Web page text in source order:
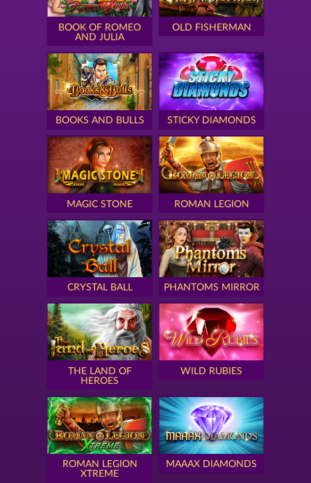
BOOK OF ROMEO
AND JULIA
OLD FISHERMAN
BOOKS AND BULLS STICKY DIAMONDS
MAGIC STONE ROMAN LEGION
CRYSTAL BALL PHANTOMS MIRROR
THE LAND OF
HEROES
WILD RUBIES
ROMAN LEGION
XTREME
MAAAX DIAMONDS